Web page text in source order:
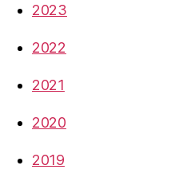
2023
2022
2021
2020
2019